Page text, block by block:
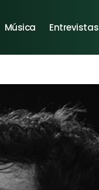
Música Entrevistas